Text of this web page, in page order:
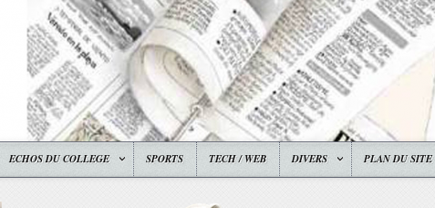
ECHOS DU COLLEGE SPORTS TECH / WEB DIVERS PLAN DU SITE